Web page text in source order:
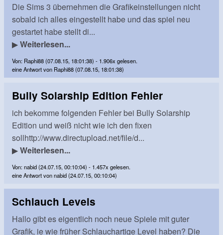
Die Sims 3 übernehmen die Grafikeinstellungen nicht
sobald ich alles eingestellt habe und das spiel neu
gestartet habe stellt di...
▶Weiterlesen...
Von: Raphi88 (07.08.15, 18:01:38) - 1.906x gelesen.
eine Antwort von Raphi88 (07.08.15, 18:01:38)
Bully Solarship Edition Fehler
ich bekomme folgenden Fehler bei Bully Solarship
Edition und weiß nicht wie ich den fixen
sollhttp://www.directupload.net/file/d...
▶Weiterlesen...
Von: nabid (24.07.15, 00:10:04) - 1.457x gelesen.
eine Antwort von nabid (24.07.15, 00:10:04)
Schlauch Levels
Hallo gibt es eigentlich noch neue Spiele mit guter
Grafik, ie wie früher Schlauchartige Level haben? Die